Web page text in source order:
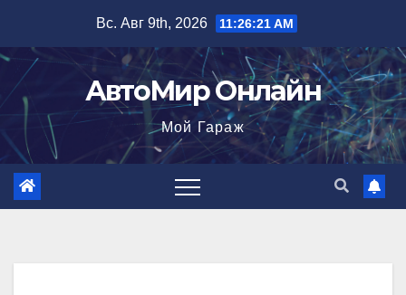
содержимому
Вс. Авг 9th, 2026 11:26:22 AM
АвтоМир Онлайн
Мой Гараж